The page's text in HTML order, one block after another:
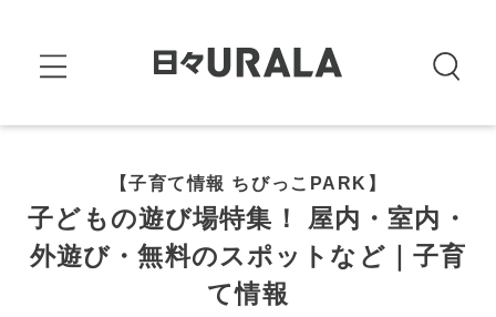
【子育て情報 ちびっこPARK】
子どもの遊び場特集！ 屋内・室内・
外遊び・無料のスポットなど｜子育
て情報